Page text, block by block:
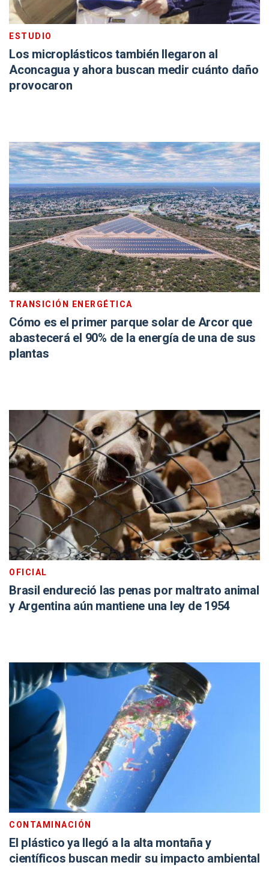
ESTUDIO
Los microplásticos también llegaron al
Aconcagua y ahora buscan medir cuánto daño
provocaron
TRANSICIÓN ENERGÉTICA
Cómo es el primer parque solar de Arcor que
abastecerá el 90% de la energía de una de sus
plantas
OFICIAL
Brasil endureció las penas por maltrato animal
y Argentina aún mantiene una ley de 1954
CONTAMINACIÓN
El plástico ya llegó a la alta montaña y
científicos buscan medir su impacto ambiental